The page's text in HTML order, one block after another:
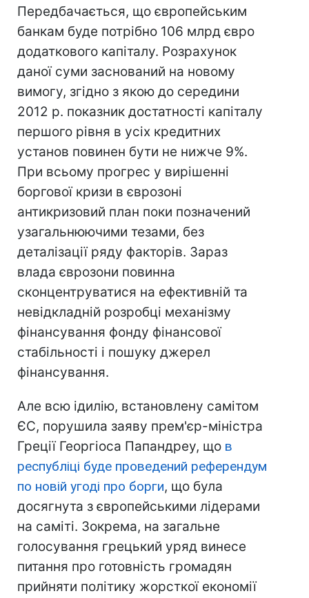
Передбачається, що європейським
банкам буде потрібно 106 млрд євро
додаткового капіталу. Розрахунок
даної суми заснований на новому
вимогу, згідно з якою до середини
2012 р. показник достатності капіталу
першого рівня в усіх кредитних
установ повинен бути не нижче 9%.
При всьому прогрес у вирішенні
боргової кризи в єврозоні
антикризовий план поки позначений
узагальнюючими тезами, без
деталізації ряду факторів. Зараз
влада єврозони повинна
сконцентруватися на ефективній та
невідкладній розробці механізму
фінансування фонду фінансової
стабільності і пошуку джерел
фінансування.
Але всю ідилію, встановлену самітом
ЄС, порушила заяву прем'єр-міністра
Греції Георгіоса Папандреу, що в
республіці буде проведений референдум
по новій угоді про борги, що була
досягнута з європейськими лідерами
на саміті. Зокрема, на загальне
голосування грецький уряд винесе
питання про готовність громадян
прийняти політику жорсткої економії